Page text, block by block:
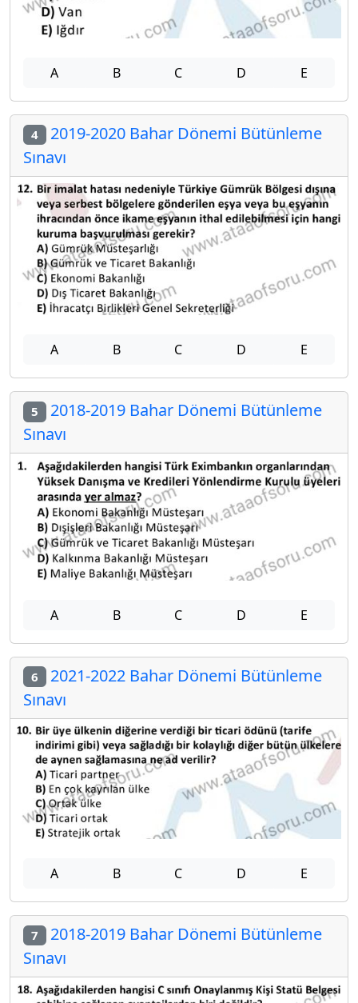
A B C D E
4 2019-2020 Bahar Dönemi Bütünleme
Sınavı
A B C D E
5 2018-2019 Bahar Dönemi Bütünleme
Sınavı
A B C D E
6 2021-2022 Bahar Dönemi Bütünleme
Sınavı
A B C D E
7 2018-2019 Bahar Dönemi Bütünleme
Sınavı